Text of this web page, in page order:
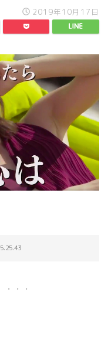
2019年10月17日